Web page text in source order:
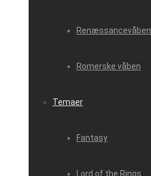
Renæssancevåben
Romerske våben
Temaer
Fantasy
Lord of the Rings